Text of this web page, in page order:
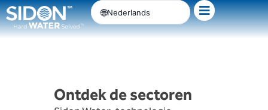
Ga
naar
de
Nederlands
Ontdek de sectoren